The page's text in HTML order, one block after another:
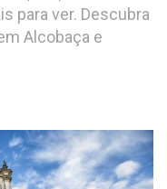
para ver. Descubra
Alcobaça e